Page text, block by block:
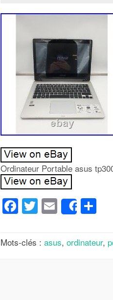
Ordinateur Portable asus
Facebook
Twitter
Email
Share
Mots-clés : asus, ordinateur,